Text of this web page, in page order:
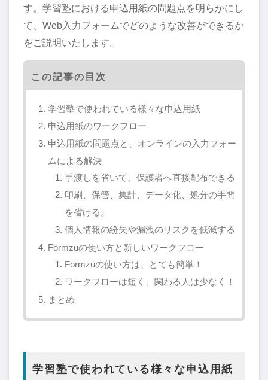
す。学習塾における申込用紙の問題点を明らかにし
て、Web入力フォームでどのような改善ができるか
をご説明いたします。
この記事の目次
学習塾で使われている様々な申込用紙
申込用紙のワークフロー
申込用紙の問題点と、オンラインの入力フォー
ムによる解決
手渡しを省いて、保護者へ直接配布できる
印刷、保管、集計、データ化、処分の手間
を省ける。
個人情報の紛失や漏洩のリスクを低減する
Formzuの使い方と新しいワークフロー
Formzuの使い方は、とても簡単！
ワークフローは短く、関わる人は少なく！
まとめ
学習塾で使われている様々な申込用紙